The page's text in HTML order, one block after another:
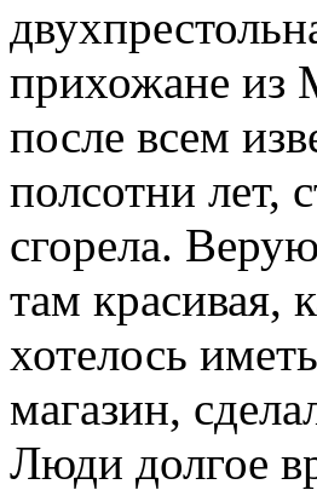
прихожане из
после всем
полсотни лет,
сгорела.
там красивая,
хотелось
магазин,
Люди долгое